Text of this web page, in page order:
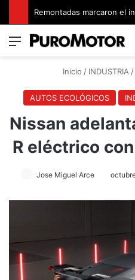
Menú
Inicio / INDUSTRIA/
AUTOS ECOLÓGICOS
Nissan
R eléctrico
Jose Miguel Arce